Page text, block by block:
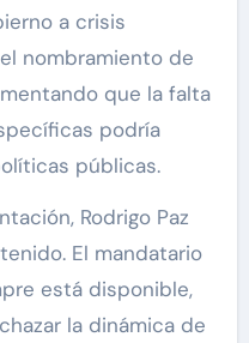
a crisis
nombramiento de
que la falta
podría
públicas.
Rodrigo Paz
El mandatario
está disponible,
la dinámica de